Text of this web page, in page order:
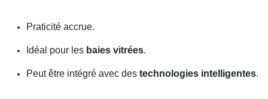
Praticité accrue.
Idéal pour les baies vitrées.
Peut être intégré avec des technologies intelligentes.